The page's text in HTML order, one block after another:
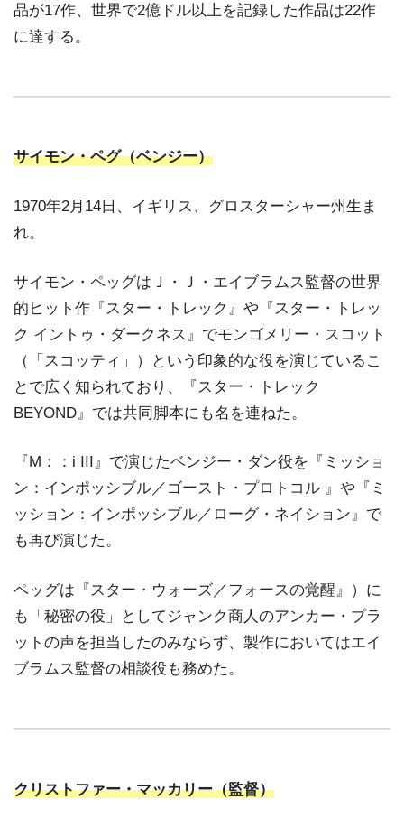
品が17作、世界で2億ドル以上を記録した作品は22作
に達する。
サイモン・ペグ（ベンジー）
1970年2月14日、イギリス、グロスターシャー州生ま
れ。
サイモン・ペッグはＪ・Ｊ・エイブラムス監督の世界
的ヒット作『スター・トレック』や『スター・トレッ
ク イントゥ・ダークネス』でモンゴメリー・スコット
（「スコッティ」）という印象的な役を演じているこ
とで広く知られており、『スター・トレック
BEYOND』では共同脚本にも名を連ねた。
『M：：i III』で演じたベンジー・ダン役を『ミッショ
ン：インポッシブル／ゴースト・プロトコル 』や『ミ
ッション：インポッシブル／ローグ・ネイション』で
も再び演じた。
ペッグは『スター・ウォーズ／フォースの覚醒』）に
も「秘密の役」としてジャンク商人のアンカー・プラ
ットの声を担当したのみならず、製作においてはエイ
ブラムス監督の相談役も務めた。
クリストファー・マッカリー（監督）